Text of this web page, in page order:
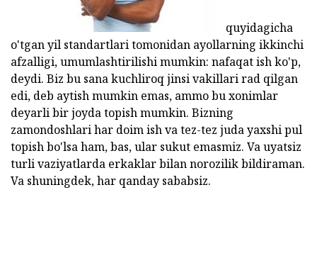
quyidagicha
o'tgan yil standartlari tomonidan ayollarning ikkinchi
afzalligi, umumlashtirilishi mumkin: nafaqat ish ko'p,
deydi. Biz bu sana kuchliroq jinsi vakillari rad qilgan
edi, deb aytish mumkin emas, ammo bu xonimlar
deyarli bir joyda topish mumkin. Bizning
zamondoshlari har doim ish va tez-tez juda yaxshi pul
topish bo'lsa ham, bas, ular sukut emasmiz. Va uyatsiz
turli vaziyatlarda erkaklar bilan norozilik bildiraman.
Va shuningdek, har qanday sababsiz.